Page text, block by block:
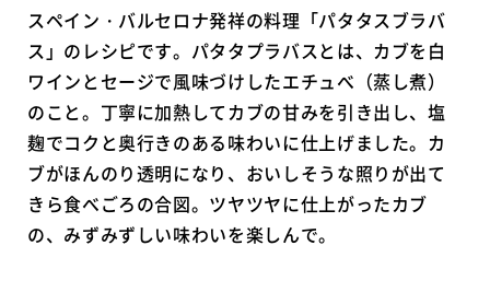
スペイン・バルセロナ発祥の料理「パタタスブラバ
ス」のレシピです。パタタプラバスとは、カブを白
ワインとセージで風味づけしたエチュべ（蒸し煮）
のこと。丁寧に加熱してカブの甘みを引き出し、塩
麹でコクと奥行きのある味わいに仕上げました。カ
ブがほんのり透明になり、おいしそうな照りが出て
きら食べごろの合図。ツヤツヤに仕上がったカブ
の、みずみずしい味わいを楽しんで。